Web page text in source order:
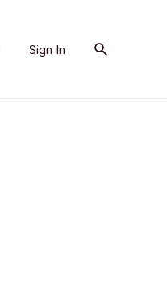
Sign In Search